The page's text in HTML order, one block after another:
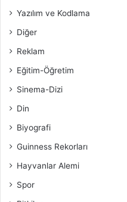
Yazılım ve Kodlama
Diğer
Reklam
Eğitim-Öğretim
Sinema-Dizi
Din
Biyografi
Guinness Rekorları
Hayvanlar Alemi
Spor